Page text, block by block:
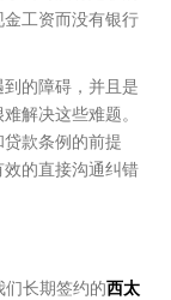
工资而没有银行
的障碍，并且是
解决这些难题。
款条例的前提
的直接沟通纠错
长期签约的西太